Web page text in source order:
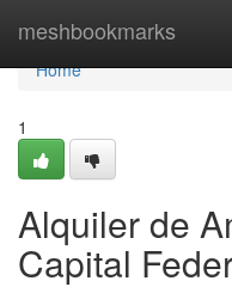
meshbookmarks
Home
Home
1
Alquiler de
Capital